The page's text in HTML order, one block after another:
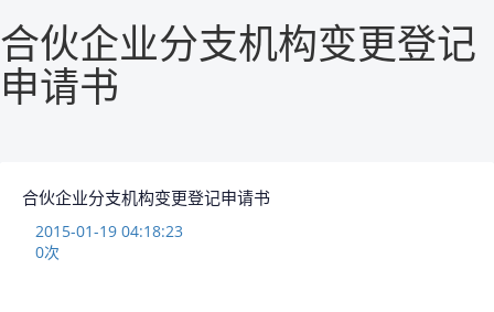
合伙企业分支机构变更登记
申请书
合伙企业分支机构变更登记申请书
2015-01-19 04:18:23
0次